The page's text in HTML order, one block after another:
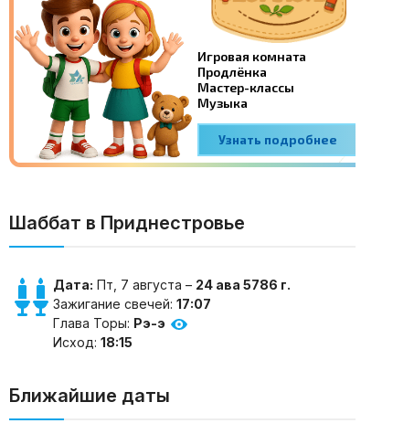
Шаббат в Приднестровье
Дата: Пт, 7 августа – 24 ава 5786 г.
Зажигание свечей: 17:07
Глава Торы: Рэ-э
Исход: 18:15
Ближайшие даты